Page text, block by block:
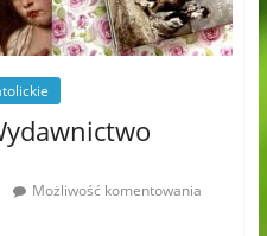
Możliwość komentowania